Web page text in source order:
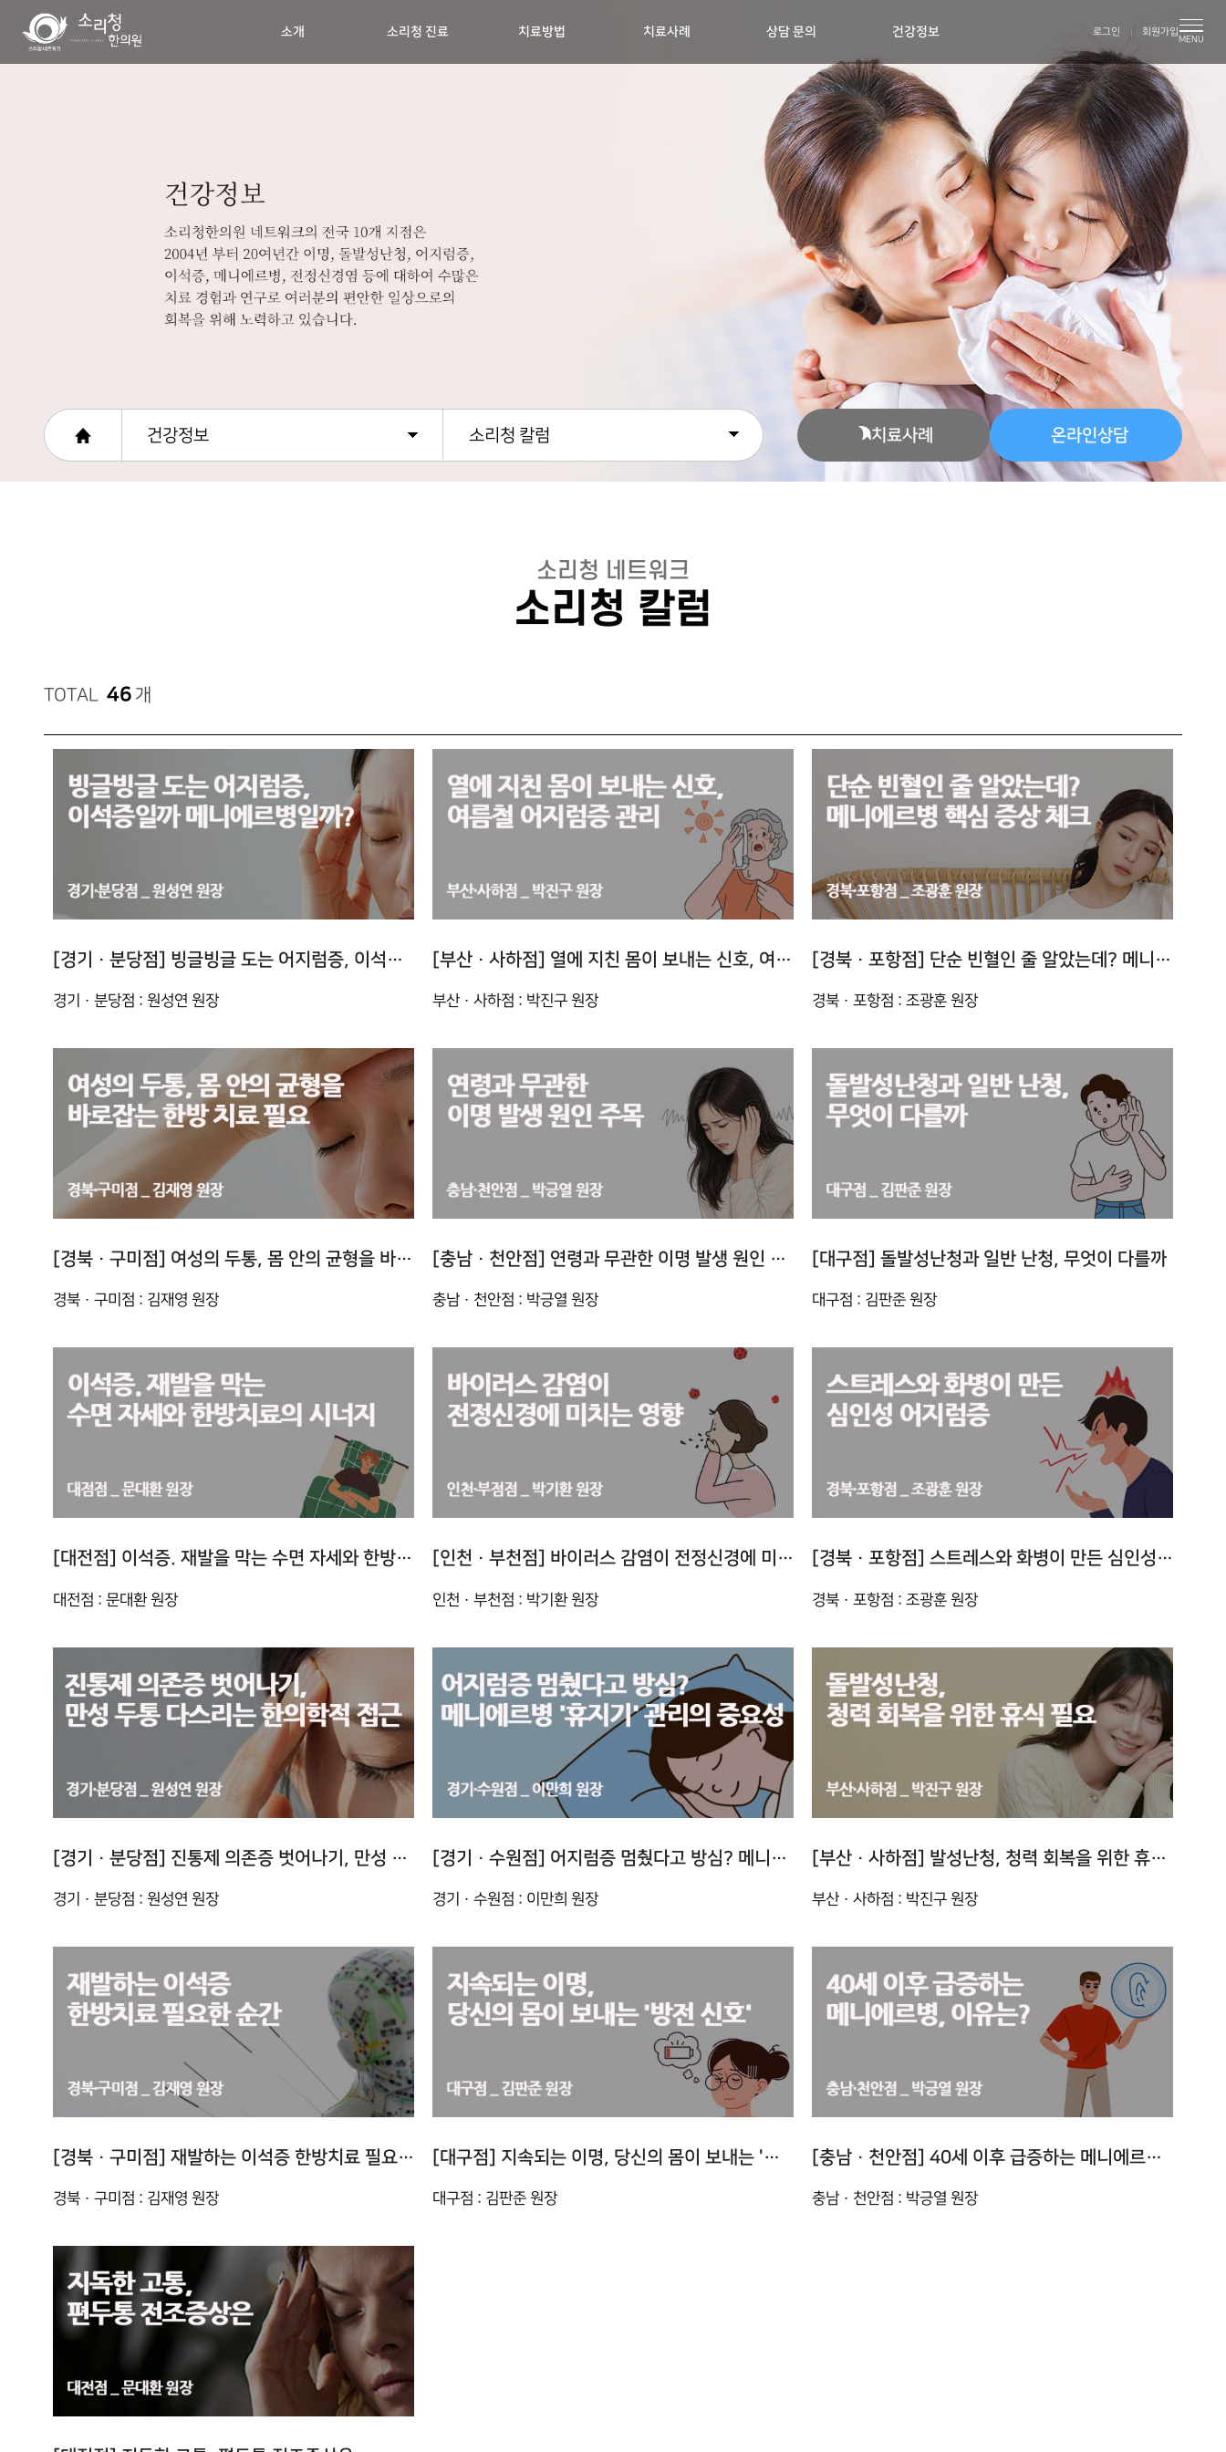
소개 소리청 진료 치료방법 치료사례 상담 문의 건강정보 로그인 회원가입
MENU
건강정보 소리청 칼럼 치료사례 온라인상담
소리청 네트워크
소리청 칼럼
TOTAL 46 개
[경기 · 분당점] 빙글빙글 도는 어지럼증, 이석증일까 메니에르병일까?
경기 · 분당점 : 원성연 원장
[부산 · 사하점] 열에 지친 몸이 보내는 신호, 여름철 어지럼증 관리
부산 · 사하점 : 박진구 원장
[경북 · 포항점] 단순 빈혈인 줄 알았는데? 메니에르병 핵심 증상 체크
경북 · 포항점 : 조광훈 원장
[경북 · 구미점] 여성의 두통, 몸 안의 균형을 바로잡는 한방 치료 필요
경북 · 구미점 : 김재영 원장
[충남 · 천안점] 연령과 무관한 이명 발생 원인 주목
충남 · 천안점 : 박긍열 원장
[대구점] 돌발성난청과 일반 난청, 무엇이 다를까
대구점 : 김판준 원장
[대전점] 이석증. 재발을 막는 수면 자세와 한방치료의 시너지
대전점 : 문대환 원장
[인천 · 부천점] 바이러스 감염이 전정신경에 미치는 영향
인천 · 부천점 : 박기환 원장
[경북 · 포항점] 스트레스와 화병이 만든 심인성 어지럼증
경북 · 포항점 : 조광훈 원장
[경기 · 분당점] 진통제 의존증 벗어나기, 만성 두통 다스리는 한의학적 접근
경기 · 분당점 : 원성연 원장
[경기 · 수원점] 어지럼증 멈췄다고 방심? 메니에르병 '휴지기' 관리의 중요성
경기 · 수원점 : 이만희 원장
[부산 · 사하점] 발성난청, 청력 회복을 위한 휴식 필요
부산 · 사하점 : 박진구 원장
[경북 · 구미점] 재발하는 이석증 한방치료 필요한 순간
경북 · 구미점 : 김재영 원장
[대구점] 지속되는 이명, 당신의 몸이 보내는 '방전 신호'
대구점 : 김판준 원장
[충남 · 천안점] 40세 이후 급증하는 메니에르병, 이유는?
충남 · 천안점 : 박긍열 원장